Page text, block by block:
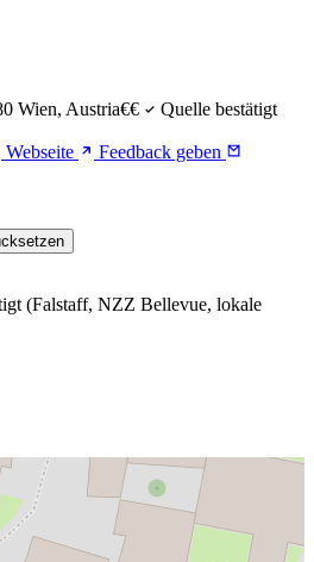
Wien, Austria€€
Quelle bestätigt
Webseite
Feedback geben
(Falstaff, NZZ Bellevue, lokale